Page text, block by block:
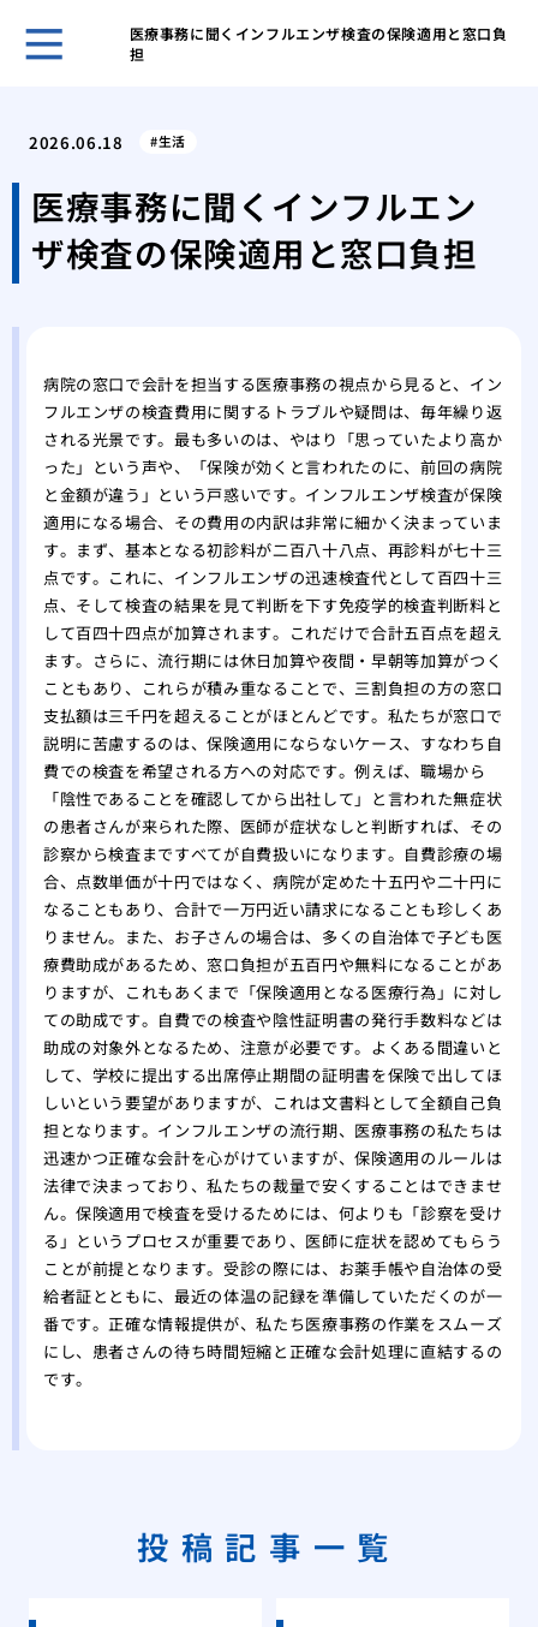
医療事務に聞くインフルエンザ検査の保険適用と窓口負
担
彼
る
繰
体
め
球
2026.06.18 生活
医療事務に聞くインフルエン
ザ検査の保険適用と窓口負担
病院の窓口で会計を担当する医療事務の視点から見ると、イン
フルエンザの検査費用に関するトラブルや疑問は、毎年繰り返
される光景です。最も多いのは、やはり「思っていたより高か
った」という声や、「保険が効くと言われたのに、前回の病院
と金額が違う」という戸惑いです。インフルエンザ検査が保険
適用になる場合、その費用の内訳は非常に細かく決まっていま
す。まず、基本となる初診料が二百八十八点、再診料が七十三
点です。これに、インフルエンザの迅速検査代として百四十三
点、そして検査の結果を見て判断を下す免疫学的検査判断料と
して百四十四点が加算されます。これだけで合計五百点を超え
ます。さらに、流行期には休日加算や夜間・早朝等加算がつく
こともあり、これらが積み重なることで、三割負担の方の窓口
支払額は三千円を超えることがほとんどです。私たちが窓口で
説明に苦慮するのは、保険適用にならないケース、すなわち自
費での検査を希望される方への対応です。例えば、職場から
「陰性であることを確認してから出社して」と言われた無症状
の患者さんが来られた際、医師が症状なしと判断すれば、その
診察から検査まですべてが自費扱いになります。自費診療の場
合、点数単価が十円ではなく、病院が定めた十五円や二十円に
なることもあり、合計で一万円近い請求になることも珍しくあ
りません。また、お子さんの場合は、多くの自治体で子ども医
療費助成があるため、窓口負担が五百円や無料になることがあ
りますが、これもあくまで「保険適用となる医療行為」に対し
ての助成です。自費での検査や陰性証明書の発行手数料などは
助成の対象外となるため、注意が必要です。よくある間違いと
して、学校に提出する出席停止期間の証明書を保険で出してほ
しいという要望がありますが、これは文書料として全額自己負
担となります。インフルエンザの流行期、医療事務の私たちは
迅速かつ正確な会計を心がけていますが、保険適用のルールは
法律で決まっており、私たちの裁量で安くすることはできませ
ん。保険適用で検査を受けるためには、何よりも「診察を受け
る」というプロセスが重要であり、医師に症状を認めてもらう
ことが前提となります。受診の際には、お薬手帳や自治体の受
給者証とともに、最近の体温の記録を準備していただくのが一
番です。正確な情報提供が、私たち医療事務の作業をスムーズ
にし、患者さんの待ち時間短縮と正確な会計処理に直結するの
です。
投稿記事一覧